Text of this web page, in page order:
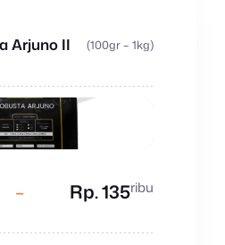
Arjuno II (100gr – 1kg)
– Rp. 135ribu